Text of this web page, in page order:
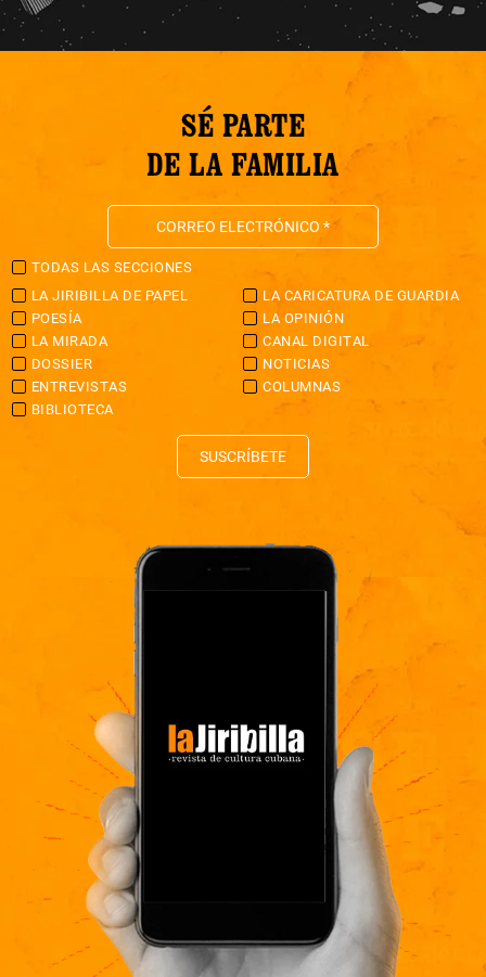
SÉ PARTE
DE LA FAMILIA
TODAS LAS SECCIONES
LA JIRIBILLA DE PAPEL
LA CARICATURA DE GUARDIA
POESÍA
LA OPINIÓN
LA MIRADA
CANAL DIGITAL
DOSSIER
NOTICIAS
ENTREVISTAS
COLUMNAS
BIBLIOTECA
SUSCRÍBETE